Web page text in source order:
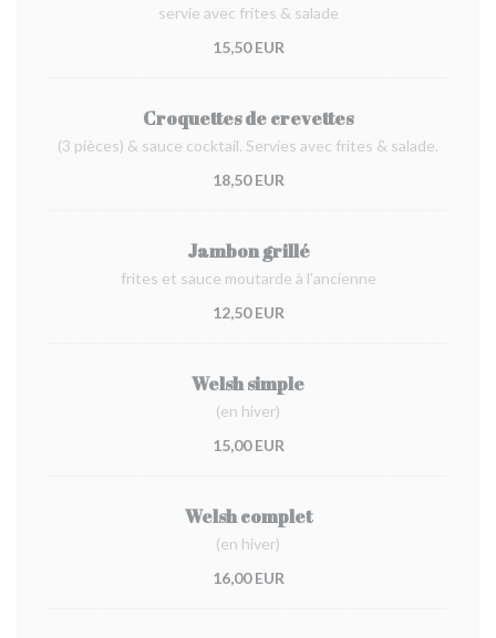
servie avec frites & salade
15,50 EUR
Croquettes de crevettes
(3 pièces) & sauce cocktail. Servies avec frites & salade.
18,50 EUR
Jambon grillé
frites et sauce moutarde à l'ancienne
12,50 EUR
Welsh simple
(en hiver)
15,00 EUR
Welsh complet
(en hiver)
16,00 EUR